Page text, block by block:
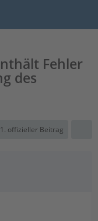
Fehler
des
1. offizieller Beitrag